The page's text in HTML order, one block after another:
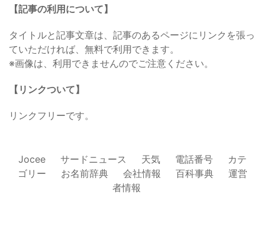
【記事の利用について】
タイトルと記事文章は、記事のあるページにリンクを張っ
ていただければ、無料で利用できます。
※画像は、利用できませんのでご注意ください。
【リンクついて】
リンクフリーです。
Jocee サードニュース 天気 電話番号
カテ
ゴリー
お名前辞典 会社情報 百科事典
運営
者情報